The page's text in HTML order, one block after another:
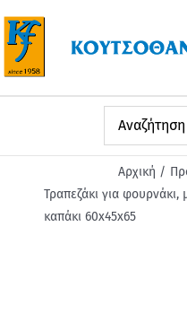
στο
περιεχόμενο
Αρχική
Τραπεζάκι για φουρνάκι,
καπάκι 60x45x65